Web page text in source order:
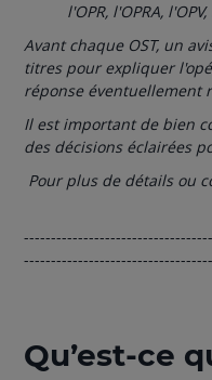
l'OPR, l'OPRA,
Avant chaque OST, un
titres pour expliquer
réponse éventuellement
Il est important de bien
des décisions éclairées
Pour plus de détails ou
Qu’est-ce